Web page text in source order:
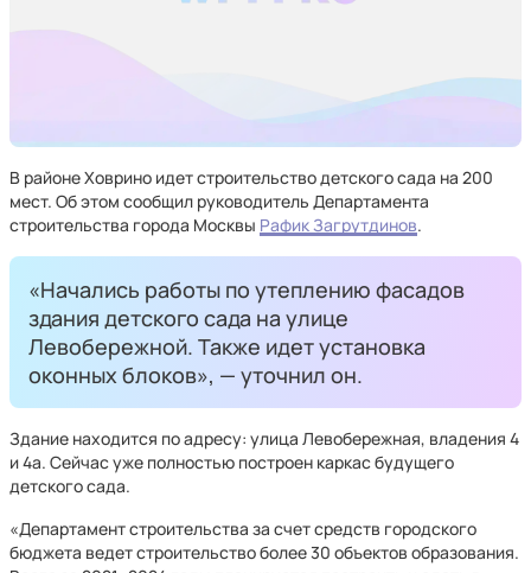
В районе Ховрино идет строительство детского сада на 200
мест. Об этом сообщил руководитель Департамента
строительства города Москвы Рафик Загрутдинов.
«Начались работы по утеплению фасадов
здания детского сада на улице
Левобережной. Также идет установка
оконных блоков», — уточнил он.
Здание находится по адресу: улица Левобережная, владения 4
и 4а. Сейчас уже полностью построен каркас будущего
детского сада.
«Департамент строительства за счет средств городского
бюджета ведет строительство более 30 объектов образования.